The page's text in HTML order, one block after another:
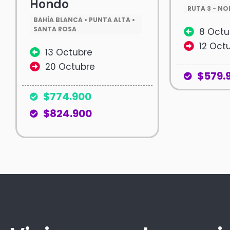
Hondo
BAHÍA BLANCA • PUNTA ALTA •
SANTA ROSA
13 Octubre
20 Octubre
$774.900
$824.900
RUTA 3 -
8
12